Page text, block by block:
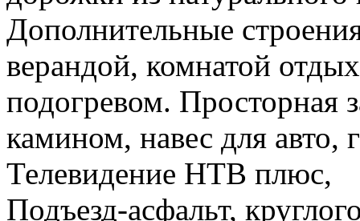
Дополнительные
верандой, комнатой
подогревом. Просторная
камином, навес для авто,
Телевидение НТВ плюс,
Подъезд-асфальт,